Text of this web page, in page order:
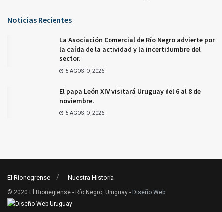
Noticias Recientes
La Asociación Comercial de Río Negro advierte por
la caída de la actividad y la incertidumbre del
sector.
5 AGOSTO, 2026
El papa León XIV visitará Uruguay del 6 al 8 de
noviembre.
5 AGOSTO, 2026
El Rionegrense Nuestra Historia
© 2020 El Rionegrense - Río Negro, Uruguay - Diseño Web: